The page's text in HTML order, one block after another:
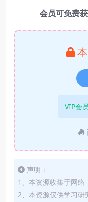
会员可免费
VIP会
声明：
1、本资源收集于网络
2、本资源仅供学习研